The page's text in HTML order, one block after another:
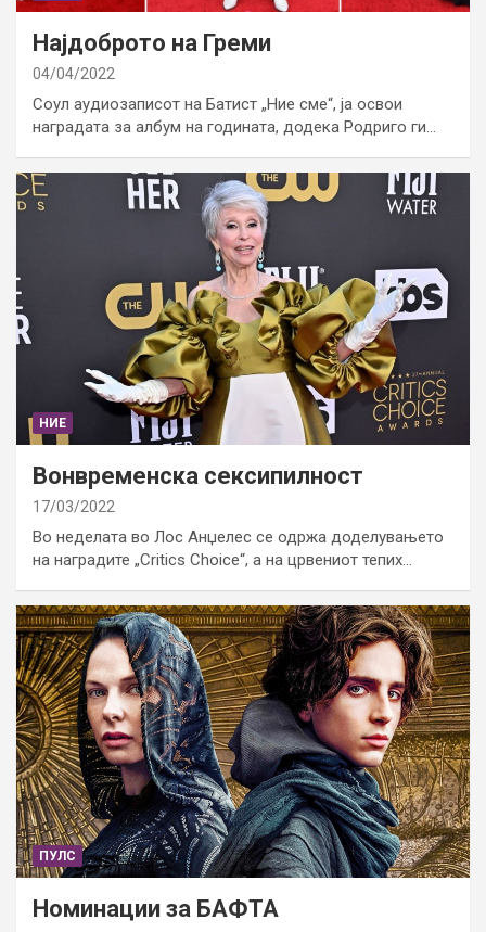
Најдоброто на Греми
04/04/2022
Соул аудиозаписот на Батист „Ние сме“, ја освои
наградата за албум на годината, додека Родриго ги…
НИЕ
Вонвременска сексипилност
17/03/2022
Во неделата во Лос Анџелес се одржа доделувањето
на наградите „Critics Choice“, а на црвениот тепих…
ПУЛС
Номинации за БАФТА